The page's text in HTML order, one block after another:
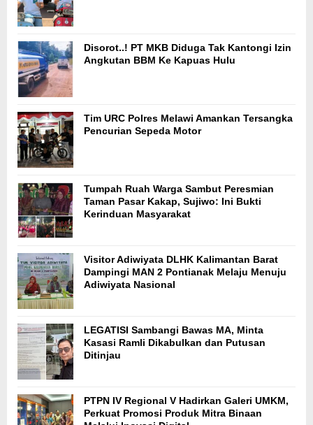
Disorot..! PT MKB Diduga Tak Kantongi Izin
Angkutan BBM Ke Kapuas Hulu
Tim URC Polres Melawi Amankan Tersangka
Pencurian Sepeda Motor
Tumpah Ruah Warga Sambut Peresmian
Taman Pasar Kakap, Sujiwo: Ini Bukti
Kerinduan Masyarakat
Visitor Adiwiyata DLHK Kalimantan Barat
Dampingi MAN 2 Pontianak Melaju Menuju
Adiwiyata Nasional
LEGATISI Sambangi Bawas MA, Minta
Kasasi Ramli Dikabulkan dan Putusan
Ditinjau
PTPN IV Regional V Hadirkan Galeri UMKM,
Perkuat Promosi Produk Mitra Binaan